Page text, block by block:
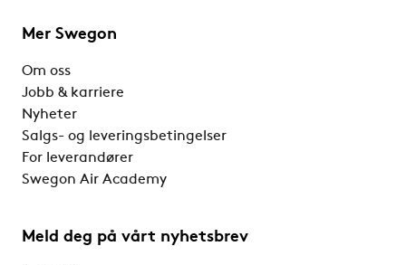
Mer Swegon
Om oss
Jobb & karriere
Nyheter
Salgs- og leveringsbetingelser
For leverandører
Swegon Air Academy
Meld deg på vårt nyhetsbrev